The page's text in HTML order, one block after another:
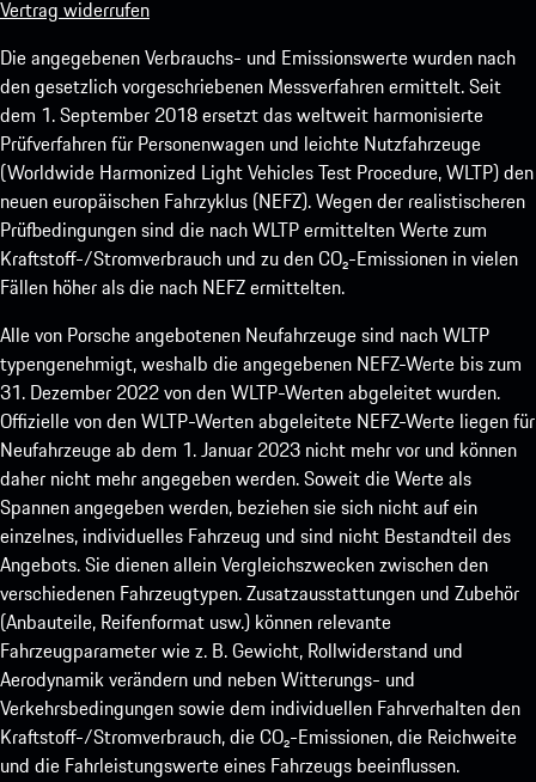
Vertrag widerrufen
Die angegebenen Verbrauchs- und Emissionswerte wurden nach
den gesetzlich vorgeschriebenen Messverfahren ermittelt. Seit
dem 1. September 2018 ersetzt das weltweit harmonisierte
Prüfverfahren für Personenwagen und leichte Nutzfahrzeuge
(Worldwide Harmonized Light Vehicles Test Procedure, WLTP) den
neuen europäischen Fahrzyklus (NEFZ). Wegen der realistischeren
Prüfbedingungen sind die nach WLTP ermittelten Werte zum
Kraftstoff-/Stromverbrauch und zu den CO₂-Emissionen in vielen
Fällen höher als die nach NEFZ ermittelten.
Alle von Porsche angebotenen Neufahrzeuge sind nach WLTP
typengenehmigt, weshalb die angegebenen NEFZ-Werte bis zum
31. Dezember 2022 von den WLTP-Werten abgeleitet wurden.
Offizielle von den WLTP-Werten abgeleitete NEFZ-Werte liegen für
Neufahrzeuge ab dem 1. Januar 2023 nicht mehr vor und können
daher nicht mehr angegeben werden. Soweit die Werte als
Spannen angegeben werden, beziehen sie sich nicht auf ein
einzelnes, individuelles Fahrzeug und sind nicht Bestandteil des
Angebots. Sie dienen allein Vergleichszwecken zwischen den
verschiedenen Fahrzeugtypen. Zusatzausstattungen und Zubehör
(Anbauteile, Reifenformat usw.) können relevante
Fahrzeugparameter wie z. B. Gewicht, Rollwiderstand und
Aerodynamik verändern und neben Witterungs- und
Verkehrsbedingungen sowie dem individuellen Fahrverhalten den
Kraftstoff-/Stromverbrauch, die CO₂-Emissionen, die Reichweite
und die Fahrleistungswerte eines Fahrzeugs beeinflussen.